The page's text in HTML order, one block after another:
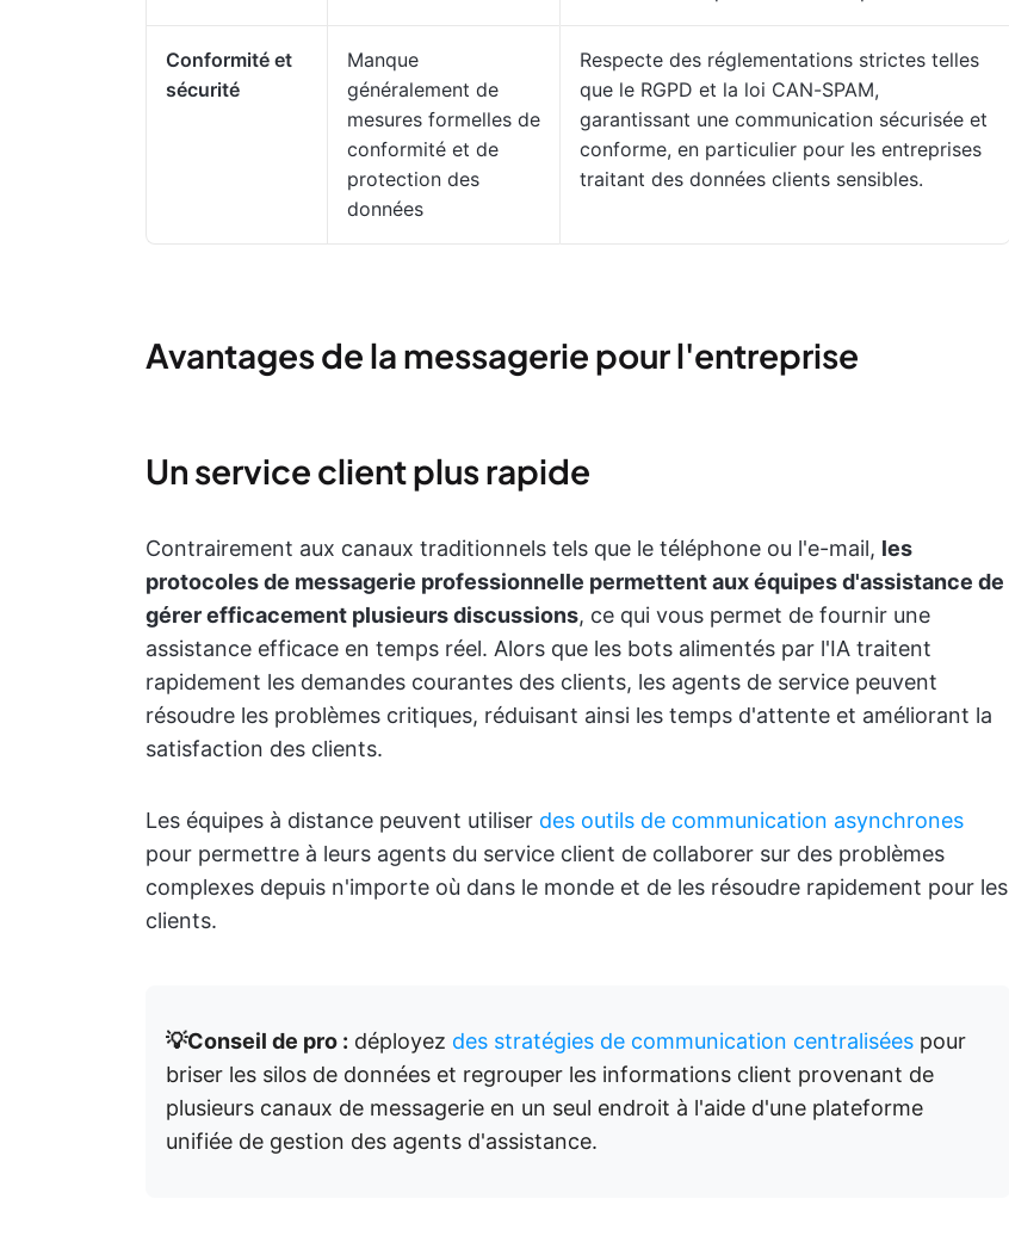
Conformité et
sécurité
Manque
généralement de
mesures formelles de
conformité et de
protection des
données
Respecte des réglementations strictes telles
que le RGPD et la loi CAN-SPAM,
garantissant une communication sécurisée et
conforme, en particulier pour les entreprises
traitant des données clients sensibles.
Avantages de la messagerie pour l'entreprise
Un service client plus rapide
Contrairement aux canaux traditionnels tels que le téléphone ou l'e-mail, les
protocoles de messagerie professionnelle permettent aux équipes d'assistance de
gérer efficacement plusieurs discussions, ce qui vous permet de fournir une
assistance efficace en temps réel. Alors que les bots alimentés par l'IA traitent
rapidement les demandes courantes des clients, les agents de service peuvent
résoudre les problèmes critiques, réduisant ainsi les temps d'attente et améliorant la
satisfaction des clients.
Les équipes à distance peuvent utiliser des outils de communication asynchrones
pour permettre à leurs agents du service client de collaborer sur des problèmes
complexes depuis n'importe où dans le monde et de les résoudre rapidement pour les
clients.
💡Conseil de pro : déployez des stratégies de communication centralisées pour
briser les silos de données et regrouper les informations client provenant de
plusieurs canaux de messagerie en un seul endroit à l'aide d'une plateforme
unifiée de gestion des agents d'assistance.